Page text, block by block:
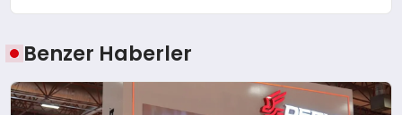
Benzer Haberler